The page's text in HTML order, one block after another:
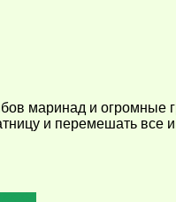
маринад и огромные
и перемешать все